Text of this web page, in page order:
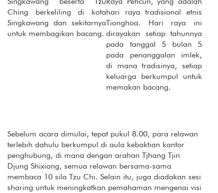
Ching berkeliling di kota
Singkawang dan sekitarnya
untuk membagikan bacang.
hari raya tradisional etnis
Tionghoa. Hari raya ini
dirayakan setiap tahunnya
pada tanggal 5 bulan 5
pada penanggalan imlek,
di mana tradisinya, setiap
keluarga berkumpul untuk
memakan bacang.
Sebelum acara dimulai, tepat pukul 8.00, para relawan
terlebih dahulu berkumpul di aula kebaktian kantor
penghubung, di mana dengan arahan Tjhang Tjin
Djung Shixiong, semua relawan bersama-sama
membaca 10 sila Tzu Chi. Selain itu, juga diadakan sesi
sharing untuk meningkatkan pemahaman mengenai visi